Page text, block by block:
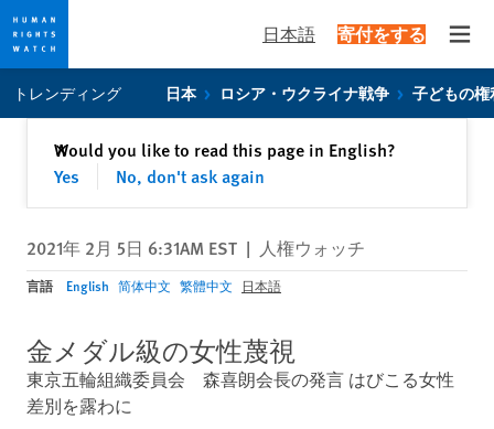
privacy
content
日本語 寄付をする
トレンディング 日本 ロシア・ウクライナ戦争 子どもの権
Would you like to read this page in English?
Yes
No, don't ask again
✕閉じる
2021年 2月 5日 6:31AM EST | 人権ウォッチ
言語 English 简体中文 繁體中文 日本語
金メダル級の女性蔑視
東京五輪組織委員会 森喜朗会長の発言 はびこる女性
差別を露わに